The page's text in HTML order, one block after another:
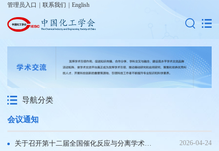
管理员入口 联系我们 English
导航分类
会议通知
关于召开第十二届全国催化反应与分离学术研讨会的会议通知（第一轮） 2026-04-24